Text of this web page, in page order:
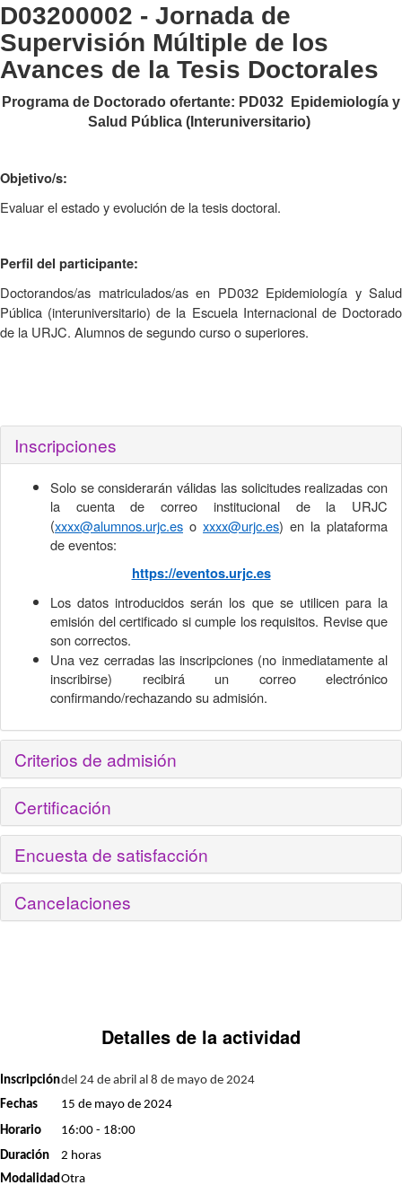
D03200002 - Jornada de
Supervisión Múltiple de los
Avances de la Tesis Doctorales
Programa de Doctorado ofertante: PD032 Epidemiología y
Salud Pública (Interuniversitario)
Objetivo/s:
Evaluar el estado y evolución de la tesis doctoral.
Perfil del participante:
Doctorandos/as matriculados/as en PD032 Epidemiología y Salud
Pública (interuniversitario) de la Escuela Internacional de Doctorado
de la URJC. Alumnos de segundo curso o superiores.
Inscripciones
Solo se considerarán válidas las solicitudes realizadas con
la cuenta de correo institucional de la URJC
(xxxx@alumnos.urjc.es o xxxx@urjc.es) en la plataforma
de eventos:
https://eventos.urjc.es
Los datos introducidos serán los que se utilicen para la
emisión del certificado si cumple los requisitos. Revise que
son correctos.
Una vez cerradas las inscripciones (no inmediatamente al
inscribirse) recibirá un correo electrónico
confirmando/rechazando su admisión.
Criterios de admisión
Certificación
Encuesta de satisfacción
CanceIaciones
Detalles de la actividad
Inscripcióndel 24 de abril al 8 de mayo de 2024
Fechas
15 de mayo de 2024
Horario
16:00 - 18:00
Duración
2 horas
Modalidad Otra